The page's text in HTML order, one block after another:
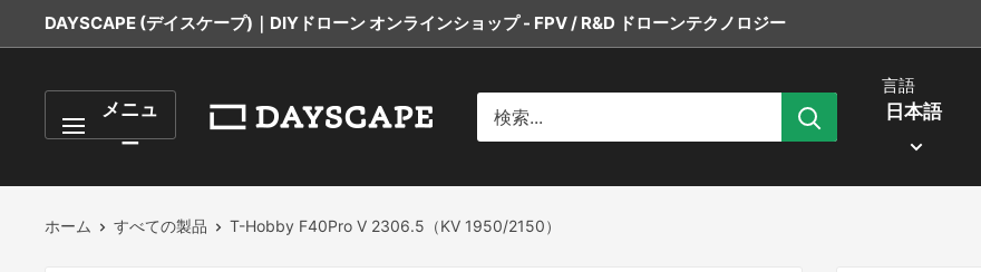
ン
DAYSCAPE (デイスケープ)｜DIYドローン オンラインショップ - FPV / R&D ドローンテクノロジー
メニュ
ー
DAYSCAPE
言語
日本語
ホーム すべての製品 T-Hobby F40Pro V 2306.5（KV 1950/2150）